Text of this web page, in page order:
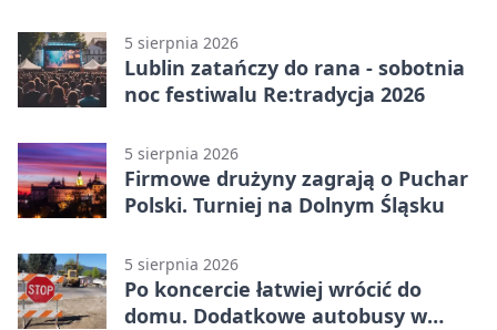
5 sierpnia 2026
Lublin zatańczy do rana - sobotnia
noc festiwalu Re:tradycja 2026
5 sierpnia 2026
Firmowe drużyny zagrają o Puchar
Polski. Turniej na Dolnym Śląsku
5 sierpnia 2026
Po koncercie łatwiej wrócić do
domu. Dodatkowe autobusy w